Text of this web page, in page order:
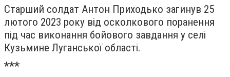
Старший солдат Антон Приходько загинув 25
лютого 2023 року від осколкового поранення
під час виконання бойового завдання у селі
Кузьмине Луганської області.
***